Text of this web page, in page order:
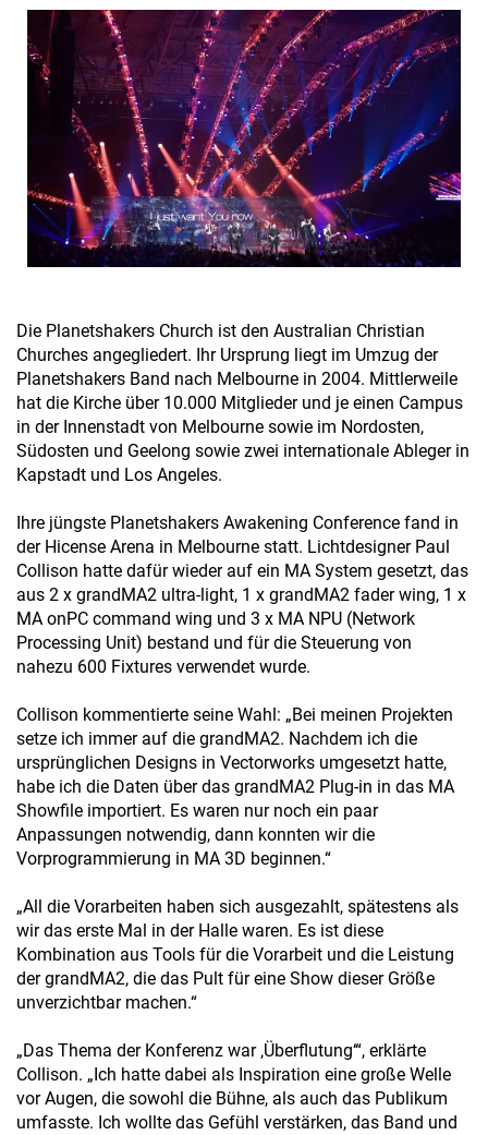
Die Planetshakers Church ist den Australian Christian
Churches angegliedert. Ihr Ursprung liegt im Umzug der
Planetshakers Band nach Melbourne in 2004. Mittlerweile
hat die Kirche über 10.000 Mitglieder und je einen Campus
in der Innenstadt von Melbourne sowie im Nordosten,
Südosten und Geelong sowie zwei internationale Ableger in
Kapstadt und Los Angeles.
Ihre jüngste Planetshakers Awakening Conference fand in
der Hicense Arena in Melbourne statt. Lichtdesigner Paul
Collison hatte dafür wieder auf ein MA System gesetzt, das
aus 2 x grandMA2 ultra-light, 1 x grandMA2 fader wing, 1 x
MA onPC command wing und 3 x MA NPU (Network
Processing Unit) bestand und für die Steuerung von
nahezu 600 Fixtures verwendet wurde.
Collison kommentierte seine Wahl: „Bei meinen Projekten
setze ich immer auf die grandMA2. Nachdem ich die
ursprünglichen Designs in Vectorworks umgesetzt hatte,
habe ich die Daten über das grandMA2 Plug-in in das MA
Showfile importiert. Es waren nur noch ein paar
Anpassungen notwendig, dann konnten wir die
Vorprogrammierung in MA 3D beginnen.“
„All die Vorarbeiten haben sich ausgezahlt, spätestens als
wir das erste Mal in der Halle waren. Es ist diese
Kombination aus Tools für die Vorarbeit und die Leistung
der grandMA2, die das Pult für eine Show dieser Größe
unverzichtbar machen.“
„Das Thema der Konferenz war ‚Überflutung‘“, erklärte
Collison. „Ich hatte dabei als Inspiration eine große Welle
vor Augen, die sowohl die Bühne, als auch das Publikum
umfasste. Ich wollte das Gefühl verstärken, das Band und